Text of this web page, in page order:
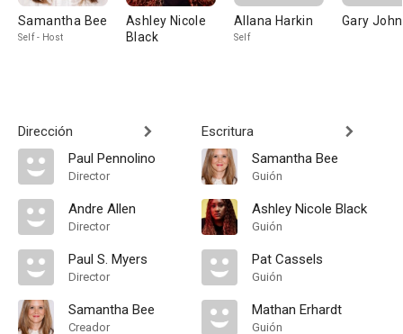
Samantha Bee
Self - Host
Ashley Nicole
Black
Allana Harkin
Self
Gary
Dirección
Paul Pennolino
Director
Andre Allen
Director
Paul S. Myers
Director
Samantha Bee
Creador
Escritura
Samantha Bee
Guión
Ashley Nicole Black
Guión
Pat Cassels
Guión
Mathan Erhardt
Guión